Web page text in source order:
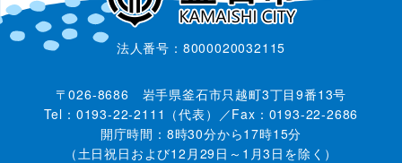
法人番号：8000020032115
〒026-8686 岩手県釜石市只越町3丁目9番13号
Tel：0193-22-2111（代表）／Fax：0193-22-2686
開庁時間：8時30分から17時15分
（土日祝日および12月29日～1月3日を除く）